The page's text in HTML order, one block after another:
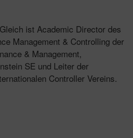
ist Academic Director des
Management & Controlling der
& Management,
SE und Leiter der
Controller Vereins.